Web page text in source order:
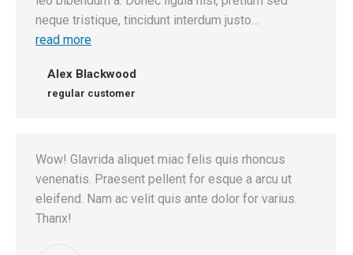
neque tristique, tincidunt interdum justo…
read more
Alex Blackwood
regular customer
Wow! Glavrida aliquet miac felis quis rhoncus
venenatis. Praesent pellent for esque a arcu ut
eleifend. Nam ac velit quis ante dolor for varius.
Thanx!